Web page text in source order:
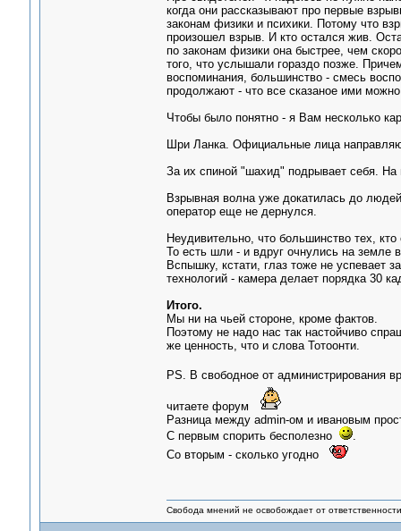
когда они рассказывают про первые
законам физики и психики. Потому что
произошел взрыв. И кто остался жив.
по законам физики она быстрее, чем
того, что услышали гораздо позже.
воспоминания, большинство - смесь
продолжают - что все сказаное ими
Чтобы было понятно - я Вам несколько
Шри Ланка. Официальные лица
За их спиной "шахид" подрывает себя.
Взрывная волна уже докатилась до
оператор еще не дернулся.
Неудивительно, что большинство тех,
То есть шли - и вдруг очнулись на земле
Вспышку, кстати, глаз тоже не успевает
технологий - камера делает порядка 30
Итого.
Мы ни на чьей стороне, кроме фактов.
Поэтому не надо нас так настойчиво
же ценность, что и слова Тотоонти.
PS. В свободное от администрирования
читаете форум
Разница между admin-ом и ивановым
С первым спорить бесполезно
.
Со вторым - сколько угодно
Свобода мнений не освобождает от